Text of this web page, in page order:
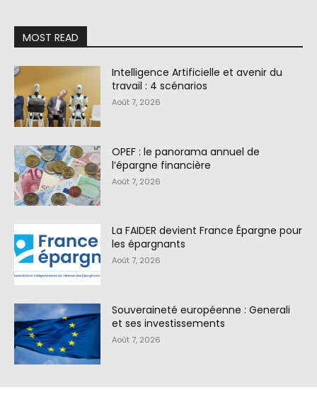
MOST READ
Intelligence Artificielle et avenir du
travail : 4 scénarios
Août 7, 2026
OPEF : le panorama annuel de
l’épargne financière
Août 7, 2026
La FAIDER devient France Épargne pour
les épargnants
Août 7, 2026
Souveraineté européenne : Generali
et ses investissements
Août 7, 2026